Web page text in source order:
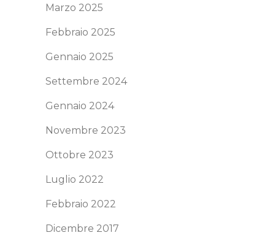
Marzo 2025
Febbraio 2025
Gennaio 2025
Settembre 2024
Gennaio 2024
Novembre 2023
Ottobre 2023
Luglio 2022
Febbraio 2022
Dicembre 2017